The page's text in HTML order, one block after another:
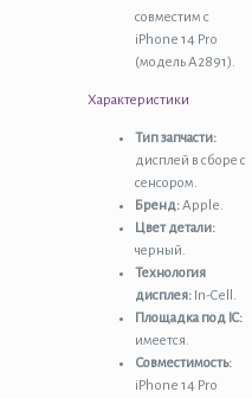
совместим с
iPhone 14 Pro
(модель A2891).
Характеристики
Тип запчасти:
дисплей в сборе с
сенсором.
Бренд:Apple.
Цвет детали:
черный.
Технология
дисплея: In-Cell.
Площадка под IC:
имеется.
Совместимость:
iPhone 14 Pro